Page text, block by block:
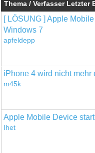
Thema / Verfasser Letzter
[ LÖSUNG ] Apple
Windows 7
apfeldepp
iPhone 4 wird nicht
m45k
Apple Mobile Device
Ihet